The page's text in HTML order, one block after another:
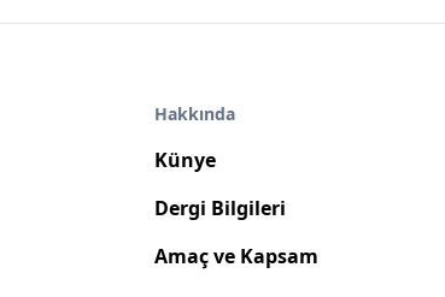
Hakkında
Künye
Dergi Bilgileri
Amaç ve Kapsam